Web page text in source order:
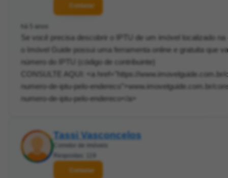
Contatar
Se você precisa descobrir o IPTU de um imóvel localizado
o Imóvel Guide possui uma ferramenta online e gratuita que
número do IPTU (código de contribuinte)
CONSULTE AQUI: <a href="https://
numero-de-iptu-pelo-endereco">www.imovelguide.com.br/
numero-de-iptu-pelo-endereco</a>
Tassi Vasconcelos
Contatar